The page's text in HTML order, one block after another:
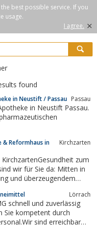
best possible service. If you
usage.
I agree. ×
found
in Neustift / Passau Passau
in Neustift Passau.
& Reformhaus in
Kirchzarten
zum
wir für Sie da: Mitten in
dass es Ihnen gut geht.Vertrauen, Kompetenz, ErfahrungDie...Lörrach
schnell und zuverlässig
Sie kompetent durch
sind erreichbar